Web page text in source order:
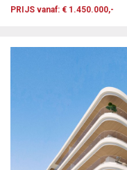
PRIJS vanaf: € 1.450.000,-